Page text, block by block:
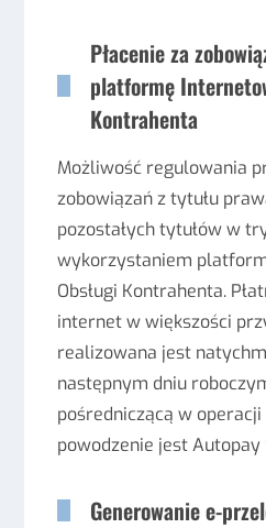
Płacenie za
platformę
Kontrahenta
Możliwość regulowania
zobowiązań z tytułu
pozostałych tytułów w
wykorzystaniem
Obsługi Kontrahenta.
internet w większości
realizowana jest
następnym dniu
pośredniczącą w
powodzenie jest Autopay
Generowanie e-